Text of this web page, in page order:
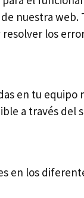
nuestra web.
los
en tu equipo
a través del
en los